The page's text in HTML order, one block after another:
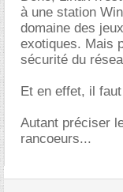
à une station
domaine des
exotiques. Mais
sécurité du
Et en effet, il
Autant préciser
rancoeurs...